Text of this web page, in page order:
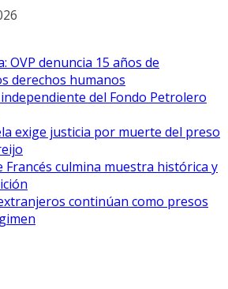
OVP denuncia 15 años de
derechos humanos
del Fondo Petrolero
exige justicia por muerte del preso
Francés culmina muestra histórica y
continúan como presos